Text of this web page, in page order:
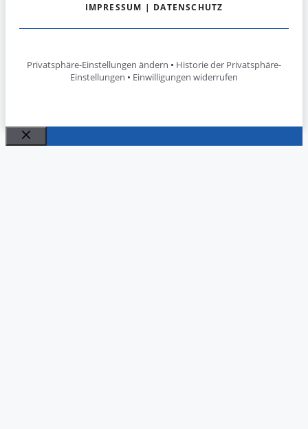
IMPRESSUM | DATENSCHUTZ
Privatsphäre-Einstellungen ändern • Historie der Privatsphäre-
Einstellungen • Einwilligungen widerrufen
Schließen